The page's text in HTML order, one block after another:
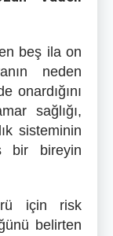
beş ila on
neden
onardığını
sağlığı,
sisteminin
bir bireyin
için risk
belirten